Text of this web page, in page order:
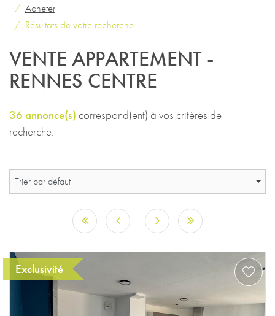
Acheter
Résultats de votre recherche
VENTE APPARTEMENT -
RENNES CENTRE
36 annonce(s) correspond(ent) à vos critères de
recherche.
Trier par défaut
Exclusivité